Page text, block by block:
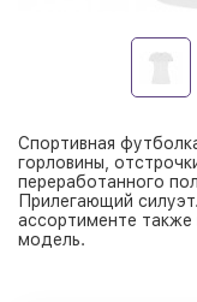
Спортивная
горловины,
переработанного
Прилегающий
ассортименте также
модель.